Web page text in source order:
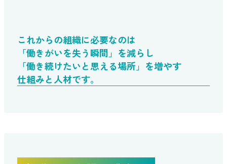
これからの組織に必要なのは
「働きがいを失う瞬間」を減らし
「働き続けたいと思える場所」を増やす
仕組みと人材です。